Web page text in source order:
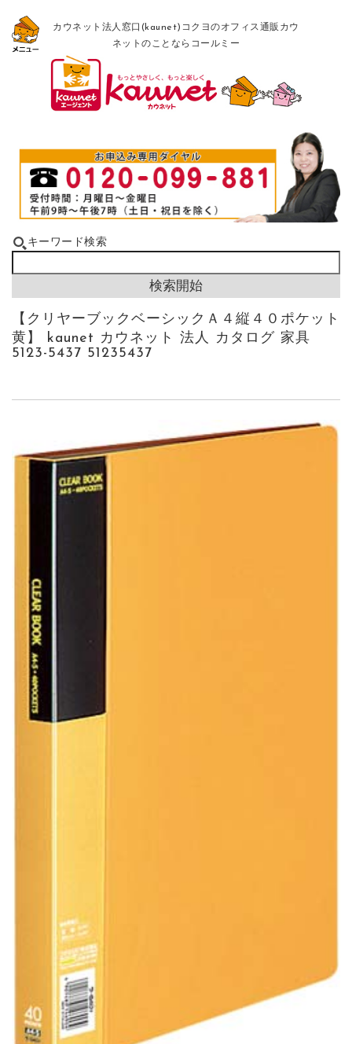
カウネット法人窓口(kaunet)コクヨのオフィス通販カウ
ネットのことならコールミー
キーワード検索
【クリヤーブックベーシックＡ４縦４０ポケット
黄】 kaunet カウネット 法人 カタログ 家具
5123-5437 51235437